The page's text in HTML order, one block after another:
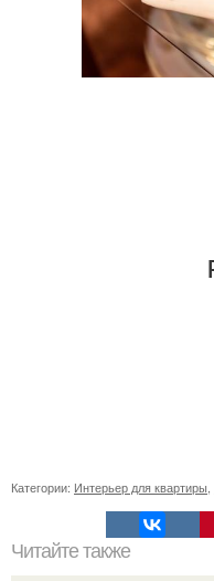
Категории: Интерьер для квартиры
Читайте также